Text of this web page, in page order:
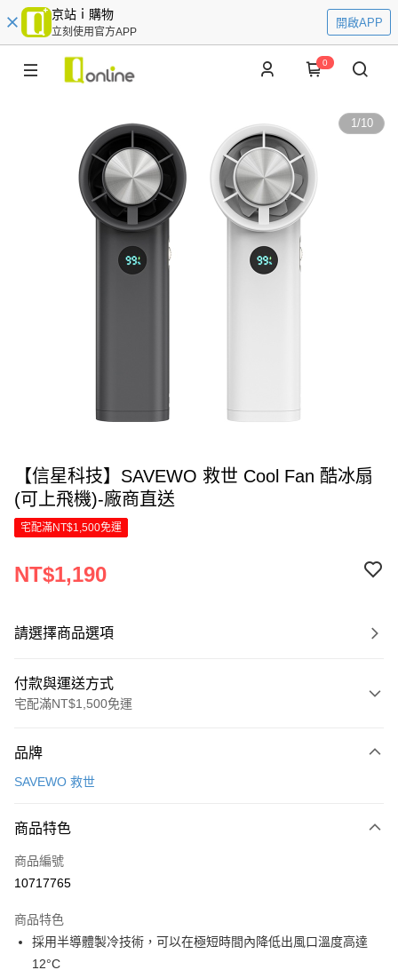
京站ｉ購物
立刻使用官方APP
開啟APP
0
1/10
【信星科技】SAVEWO 救世 Cool Fan 酷冰扇
(可上飛機)-廠商直送
宅配滿NT$1,500免運
NT$1,190
請選擇商品選項
付款與運送方式
宅配滿NT$1,500免運
信用卡一次付款
Apple Pay
街口支付
Google Pay
全盈+PAY
品牌
SAVEWO 救世
商品特色
商品編號
10717765
商品特色
採用半導體製冷技術，可以在極短時間內降低出風口溫度高達
12°C